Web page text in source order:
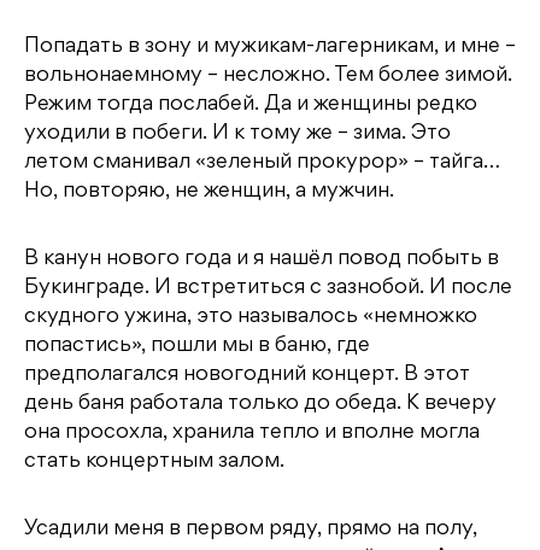
Попадать в зону и мужикам-лагерникам, и мне –
вольнонаемному – несложно. Тем более зимой.
Режим тогда послабей. Да и женщины редко
уходили в побеги. И к тому же – зима. Это
летом сманивал «зеленый прокурор» – тайга…
Но, повторяю, не женщин, а мужчин.
В канун нового года и я нашёл повод побыть в
Букинграде. И встретиться с зазнобой. И после
скудного ужина, это называлось «немножко
попастись», пошли мы в баню, где
предполагался новогодний концерт. В этот
день баня работала только до обеда. К вечеру
она просохла, хранила тепло и вполне могла
стать концертным залом.
Усадили меня в первом ряду, прямо на полу,